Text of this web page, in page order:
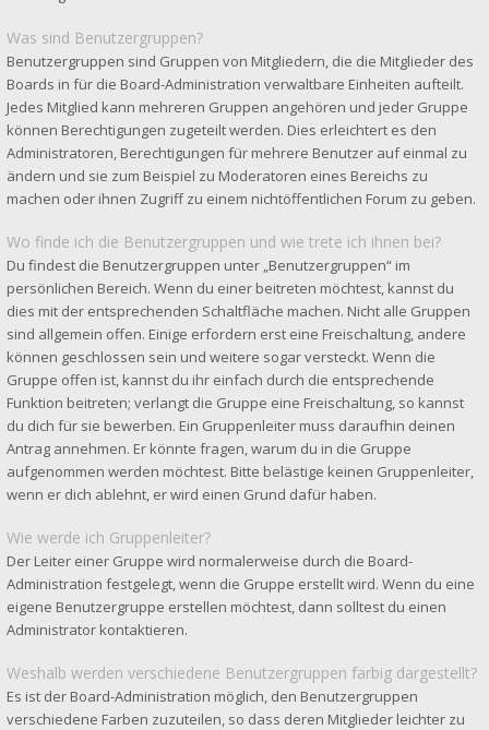
Was sind Benutzergruppen?
Benutzergruppen sind Gruppen von Mitgliedern, die die Mitglieder des
Boards in für die Board-Administration verwaltbare Einheiten aufteilt.
Jedes Mitglied kann mehreren Gruppen angehören und jeder Gruppe
können Berechtigungen zugeteilt werden. Dies erleichtert es den
Administratoren, Berechtigungen für mehrere Benutzer auf einmal zu
ändern und sie zum Beispiel zu Moderatoren eines Bereichs zu
machen oder ihnen Zugriff zu einem nichtöffentlichen Forum zu geben.
Wo finde ich die Benutzergruppen und wie trete ich ihnen bei?
Du findest die Benutzergruppen unter „Benutzergruppen“ im
persönlichen Bereich. Wenn du einer beitreten möchtest, kannst du
dies mit der entsprechenden Schaltfläche machen. Nicht alle Gruppen
sind allgemein offen. Einige erfordern erst eine Freischaltung, andere
können geschlossen sein und weitere sogar versteckt. Wenn die
Gruppe offen ist, kannst du ihr einfach durch die entsprechende
Funktion beitreten; verlangt die Gruppe eine Freischaltung, so kannst
du dich für sie bewerben. Ein Gruppenleiter muss daraufhin deinen
Antrag annehmen. Er könnte fragen, warum du in die Gruppe
aufgenommen werden möchtest. Bitte belästige keinen Gruppenleiter,
wenn er dich ablehnt, er wird einen Grund dafür haben.
Wie werde ich Gruppenleiter?
Der Leiter einer Gruppe wird normalerweise durch die Board-
Administration festgelegt, wenn die Gruppe erstellt wird. Wenn du eine
eigene Benutzergruppe erstellen möchtest, dann solltest du einen
Administrator kontaktieren.
Weshalb werden verschiedene Benutzergruppen farbig dargestellt?
Es ist der Board-Administration möglich, den Benutzergruppen
verschiedene Farben zuzuteilen, so dass deren Mitglieder leichter zu